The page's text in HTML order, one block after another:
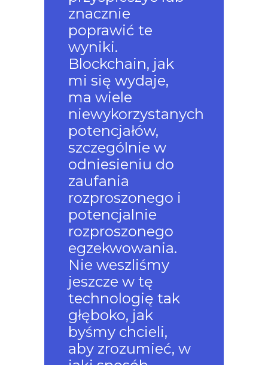
znacznie
poprawić te
wyniki.
Blockchain, jak
mi się wydaje,
ma wiele
niewykorzystanych
potencjałów,
szczególnie w
odniesieniu do
zaufania
rozproszonego i
potencjalnie
rozproszonego
egzekwowania.
Nie weszliśmy
jeszcze w tę
technologię tak
głęboko, jak
byśmy chcieli,
aby zrozumieć, w